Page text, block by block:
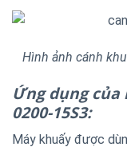
Hình ảnh cánh
Ứng dụng của
0200-15S3:
Máy khuấy được